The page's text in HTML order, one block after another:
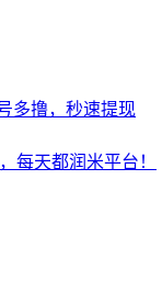
多撸，秒速提现
每天都润米平台！